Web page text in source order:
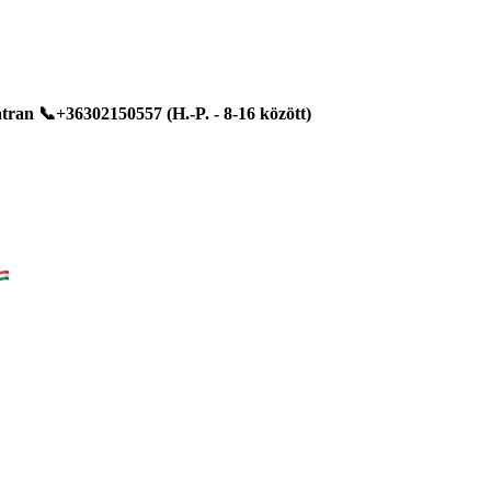
📞+36302150557 (H.-P. - 8-16 között)